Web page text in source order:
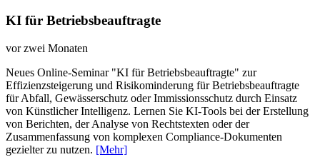
KI für Betriebsbeauftragte
vor zwei Monaten
Neues Online-Seminar "KI für Betriebsbeauftragte" zur
Effizienzsteigerung und Risikominderung für Betriebsbeauftragte
für Abfall, Gewässerschutz oder Immissionsschutz durch Einsatz
von Künstlicher Intelligenz. Lernen Sie KI-Tools bei der Erstellung
von Berichten, der Analyse von Rechtstexten oder der
Zusammenfassung von komplexen Compliance-Dokumenten
gezielter zu nutzen. [Mehr]